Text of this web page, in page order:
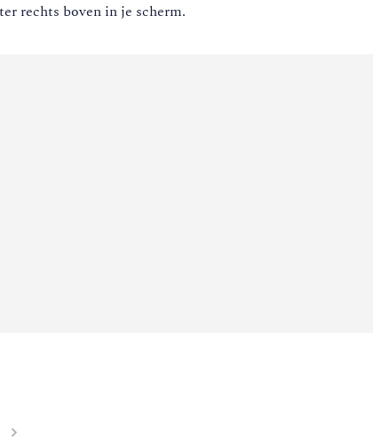
rechts boven in je scherm.